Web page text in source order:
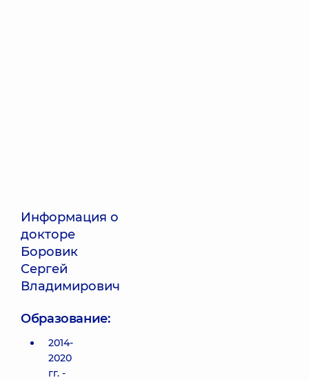
Информация о
докторе
Боровик
Сергей
Владимирович
Образование:
2014-
2020
гг. -